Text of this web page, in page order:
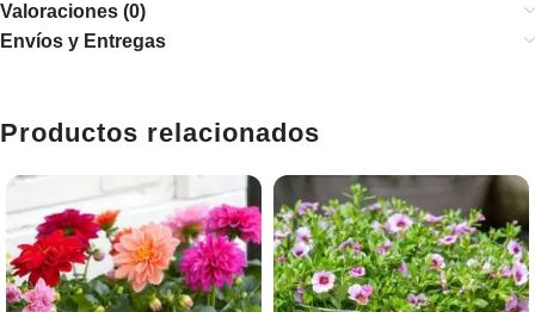
Valoraciones (0)
Envíos y Entregas
Productos relacionados